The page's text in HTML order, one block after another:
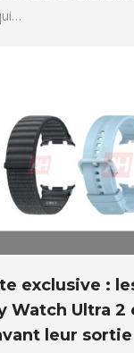
exclusive :
Watch Ultra 2
leur sortie